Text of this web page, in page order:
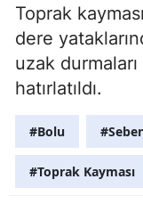
Toprak
dere
uzak
hatırlatıldı.
#Bolu
#Toprak Kayması